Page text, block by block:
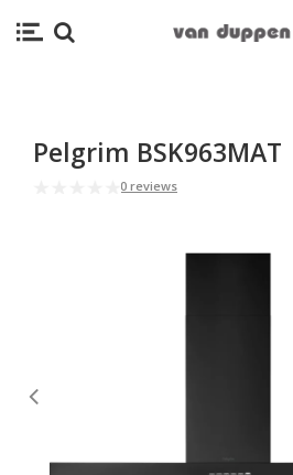
Pelgrim BSK963MAT
0 reviews